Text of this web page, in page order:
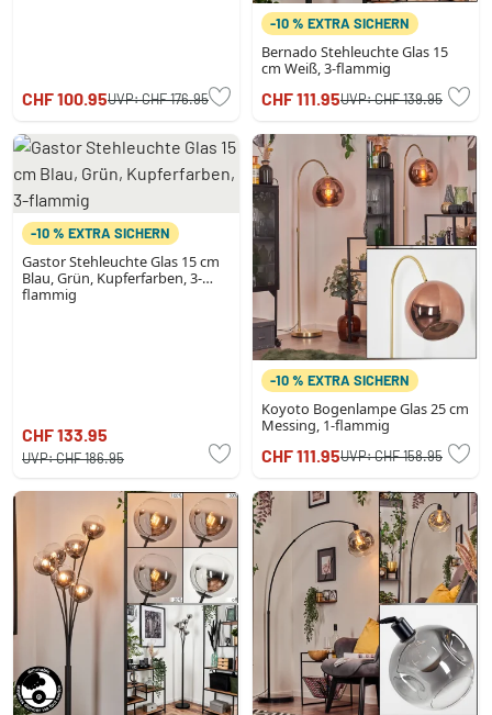
CHF 100.95UVP:CHF 176.95
-10 % EXTRA SICHERN
Bernado Stehleuchte Glas 15
cm Weiß, 3-flammig
CHF 111.95UVP:CHF 139.95
-10 % EXTRA SICHERN
Gastor Stehleuchte Glas 15 cm
Blau, Grün, Kupferfarben, 3-
flammig
CHF 133.95
UVP:CHF 186.95
-10 % EXTRA SICHERN
Koyoto Bogenlampe Glas 25 cm
Messing, 1-flammig
CHF 111.95UVP:CHF 158.95